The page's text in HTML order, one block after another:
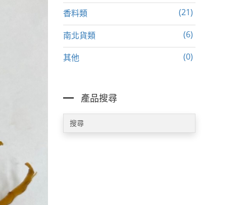
香料類 (21)
南北貨類 (6)
其他 (0)
產品搜尋